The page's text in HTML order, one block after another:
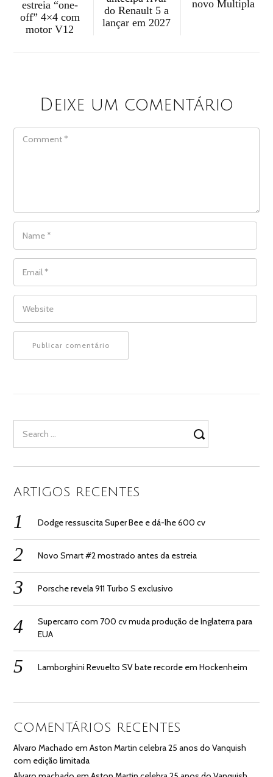
estreia “one-
off” 4×4 com
motor V12
do Renault 5 a
lançar em 2027
novo Multipla
Deixe um comentário
COMMENT
NAME
EMAIL
WEBSITE
for:
ARTIGOS RECENTES
Dodge ressuscita Super Bee e dá-lhe 600 cv
Novo Smart #2 mostrado antes da estreia
Porsche revela 911 Turbo S exclusivo
Supercarro com 700 cv muda produção de Inglaterra para
EUA
Lamborghini Revuelto SV bate recorde em Hockenheim
COMENTÁRIOS RECENTES
Alvaro Machado emAston Martin celebra 25 anos do Vanquish
com edição limitada